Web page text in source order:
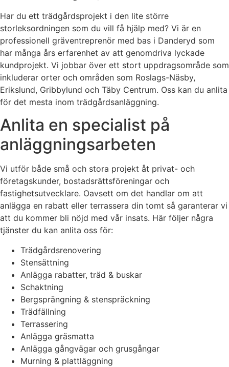
Har du ett trädgårdsprojekt i den lite större
storleksordningen som du vill få hjälp med? Vi är en
professionell gräventreprenör med bas i Danderyd som
har många års erfarenhet av att genomdriva lyckade
kundprojekt. Vi jobbar över ett stort uppdragsområde som
inkluderar orter och områden som Roslags-Näsby,
Erikslund, Gribbylund och Täby Centrum. Oss kan du anlita
för det mesta inom trädgårdsanläggning.
Anlita en specialist på
anläggningsarbeten
Vi utför både små och stora projekt åt privat- och
företagskunder, bostadsrättsföreningar och
fastighetsutvecklare. Oavsett om det handlar om att
anlägga en rabatt eller terrassera din tomt så garanterar vi
att du kommer bli nöjd med vår insats. Här följer några
tjänster du kan anlita oss för:
Trädgårdsrenovering
Stensättning
Anlägga rabatter, träd & buskar
Schaktning
Bergsprängning & stenspräckning
Trädfällning
Terrassering
Anlägga gräsmatta
Anlägga gångvägar och grusgångar
Murning & plattläggning